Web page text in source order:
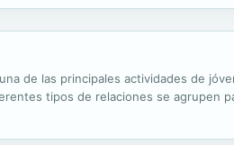
de las principales actividades de
tipos de relaciones se agrupen